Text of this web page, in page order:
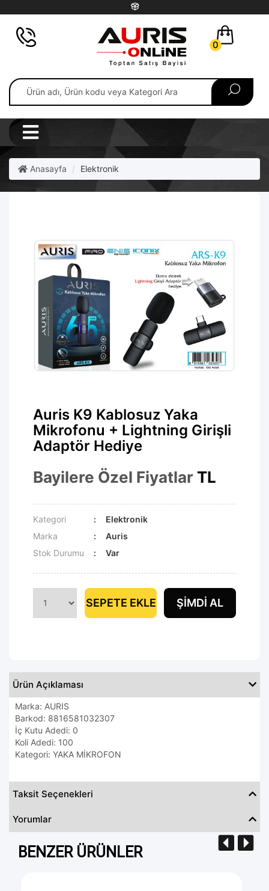
0
Anasayfa Elektronik
Auris K9 Kablosuz Yaka
Mikrofonu + Lightning Girişli
Adaptör Hediye
Bayilere Özel Fiyatlar TL
Kategori
Elektronik
Marka
Auris
Stok Durumu
Var
SEPETE EKLE ŞIMDI AL
Ürün Açıklaması
Marka: AURIS
Barkod: 8816581032307
İç Kutu Adedi: 0
Koli Adedi: 100
Kategori: YAKA MİKROFON
Taksit Seçenekleri
Yorumlar
BENZER ÜRÜNLER